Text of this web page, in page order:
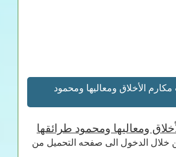
الأخلاق ومعاليها ومحمود
ومعاليها ومحمود طرائقها
خلال الدخول الى صفحه التحميل من